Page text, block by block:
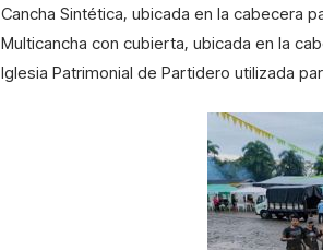
Cancha Sintética, ubicada en la cabecera
Multicancha con cubierta, ubicada en la
Iglesia Patrimonial de Partidero utilizada